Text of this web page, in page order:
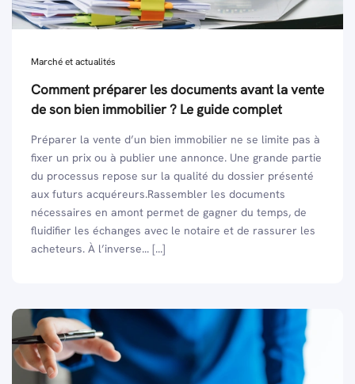
Marché et actualités
Comment préparer les documents avant la vente
de son bien immobilier ? Le guide complet
Préparer la vente d’un bien immobilier ne se limite pas à
fixer un prix ou à publier une annonce. Une grande partie
du processus repose sur la qualité du dossier présenté
aux futurs acquéreurs.Rassembler les documents
nécessaires en amont permet de gagner du temps, de
fluidifier les échanges avec le notaire et de rassurer les
acheteurs. À l’inverse... [...]